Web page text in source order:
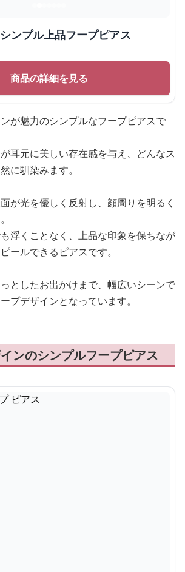
ンプル上品フープピアス
商品の詳細を見る
が魅力のシンプルなフープピアスで
耳元に美しい存在感を与え、どんなス
に馴染みます。
が光を優しく反射し、顔周りを明るく
浮くことなく、上品な印象を保ちなが
ールできるピアスです。
としたお出かけまで、幅広いシーンで
プデザインとなっています。
ンのシンプルフープピアス